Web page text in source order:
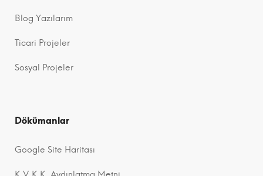
Blog Yazılarım
Ticari Projeler
Sosyal Projeler
Dökümanlar
Google Site Haritası